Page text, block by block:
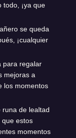
todo, ¡ya que
se queda
¡cualquier
para regalar
mejoras a
los momentos
runa de lealtad
que estos
momentos